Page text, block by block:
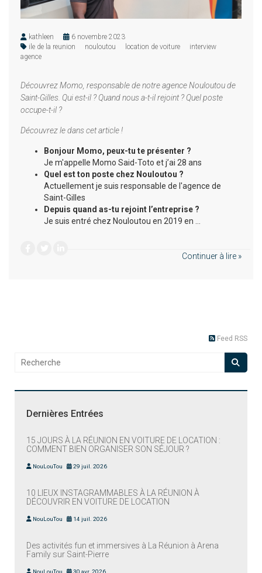
kathleen
6 novembre 2023
ile de la reunion
nouloutou location de voiture
interview
agence
Découvrez Momo, responsable de notre agence Nouloutou de
Saint-Gilles. Qui est-il ? Quand nous a-t-il rejoint ? Quel poste
occupe-t-il ?
Découvrez le dans cet article !
Bonjour Momo, peux-tu te présenter ?
Je m'appelle Momo Said-Toto et j’ai 28 ans
Quel est ton poste chez Nouloutou ?
Actuellement je suis responsable de l'agence de
Saint-Gilles
Depuis quand as-tu rejoint l’entreprise ?
Je suis entré chez Nouloutou en 2019 en …
Continuer à lire »
Feed RSS
Dernières Entrées
15 JOURS À LA RÉUNION EN VOITURE DE LOCATION :
COMMENT BIEN ORGANISER SON SÉJOUR ?
NouLouTou 29 juil. 2026
10 LIEUX INSTAGRAMMABLES À LA RÉUNION À
DÉCOUVRIR EN VOITURE DE LOCATION
NouLouTou 14 juil. 2026
Des activités fun et immersives à La Réunion à Arena
Family sur Saint-Pierre
NouLouTou 30 avr. 2026